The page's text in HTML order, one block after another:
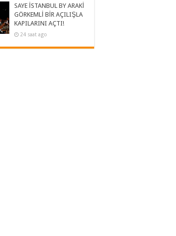
SAYE İSTANBUL BY ARAKİ
GÖRKEMLİ BİR AÇILIŞLA
KAPILARINI AÇTI!
24 saat ago